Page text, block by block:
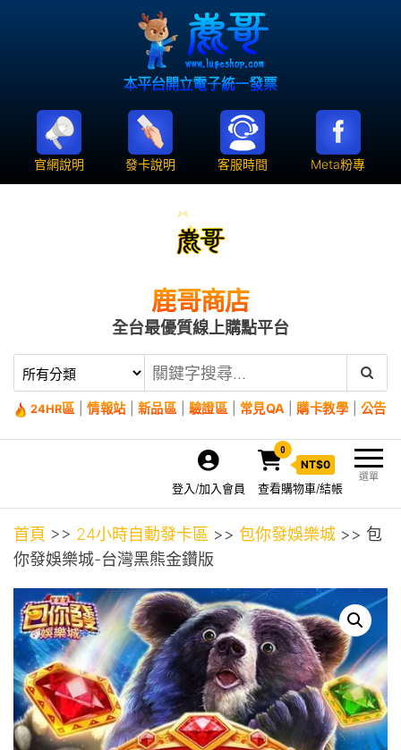
官網說明 發卡說明 客服時間 Meta粉專
鹿哥商店
全台最優質線上購點平台
24HR區 情報站| 新品區 驗證區 常見QA 購卡教學 公告
選單
0
NT$0
查看購物車/結帳
登入/加入會員
首頁 >> 24小時自動發卡區 >> 包你發娛樂城 >> 包
你發娛樂城-台灣黑熊金鑽版